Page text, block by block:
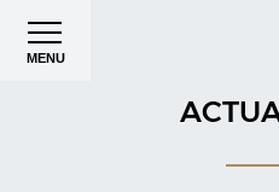
MENU